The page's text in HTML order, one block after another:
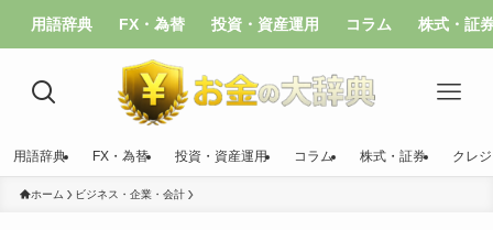
用語辞典 FX・為替 投資・資産運用 コラム 株式・証
用語辞典 FX・為替 投資・資産運用 コラム 株式・証券 クレ
ホーム ビジネス・企業・会計